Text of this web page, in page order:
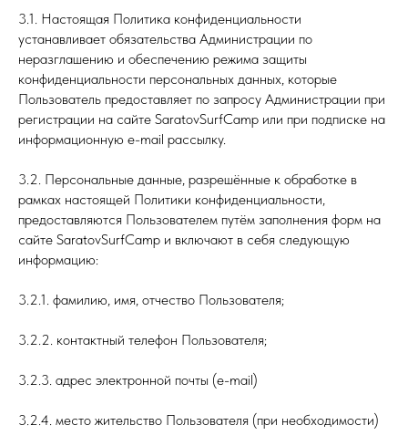
3.1. Настоящая Политика конфиденциальности
устанавливает обязательства Администрации по
неразглашению и обеспечению режима защиты
конфиденциальности персональных данных, которые
Пользователь предоставляет по запросу Администрации при
регистрации на сайте SaratovSurfCamp или при подписке на
информационную e-mail рассылку.
3.2. Персональные данные, разрешённые к обработке в
рамках настоящей Политики конфиденциальности,
предоставляются Пользователем путём заполнения форм на
сайте SaratovSurfCamp и включают в себя следующую
информацию:
3.2.1. фамилию, имя, отчество Пользователя;
3.2.2. контактный телефон Пользователя;
3.2.3. адрес электронной почты (e-mail)
3.2.4. место жительство Пользователя (при необходимости)